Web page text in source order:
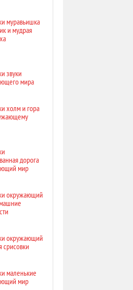
муравьишка
и мудрая
звуки
мира
холм и гора
дорога
мир
окружающий
окружающий
срисовки
маленькие
мир